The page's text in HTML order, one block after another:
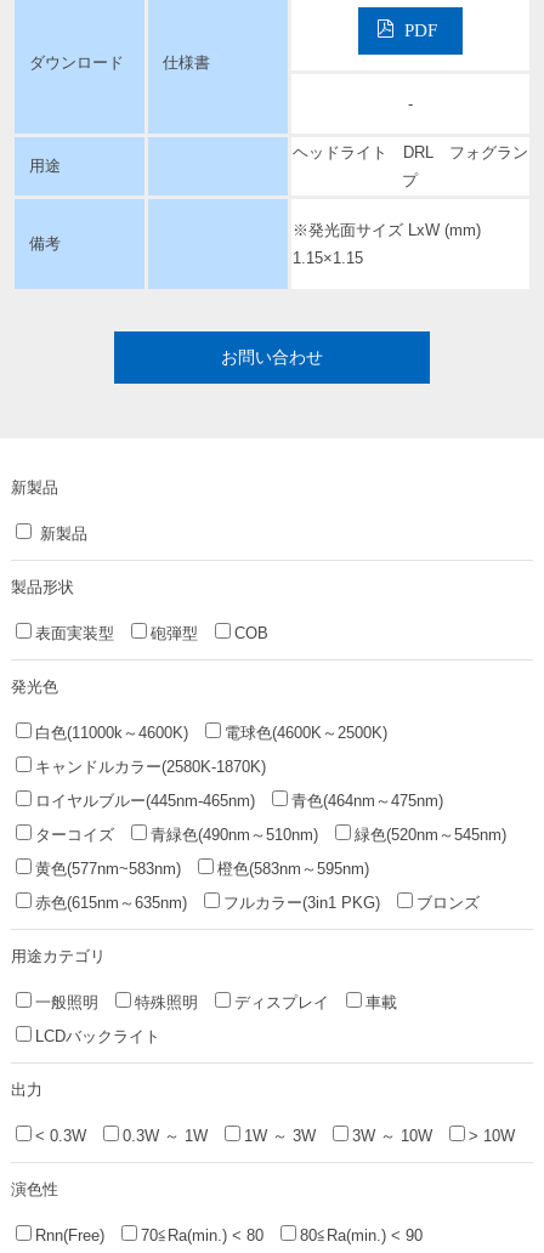
ダウンロード 仕様書
PDF
-
用途
ヘッドライト DRL フォグラン
プ
備考
※発光面サイズ LxW (mm)
1.15×1.15
お問い合わせ
新製品
新製品
製品形状
表面実装型 砲弾型 COB
発光色
白色(11000k～4600K)
電球色(4600K～2500K)
キャンドルカラー(2580K-1870K)
ロイヤルブルー(445nm-465nm)
青色(464nm～475nm)
ターコイズ
青緑色(490nm～510nm)
緑色(520nm～545nm)
黄色(577nm~583nm)
橙色(583nm～595nm)
赤色(615nm～635nm)
フルカラー(3in1 PKG) ブロンズ
用途カテゴリ
一般照明 特殊照明 ディスプレイ
車載
LCDバックライト
出力
< 0.3W 0.3W ～ 1W 1W ～ 3W 3W ～ 10W > 10W
演色性
Rnn(Free) 70≦Ra(min.) < 80
80≦Ra(min.) < 90